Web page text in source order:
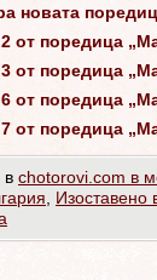
новата
от поредица
от поредица
от поредица
от поредица
в chotorovi.com в
Изоставено